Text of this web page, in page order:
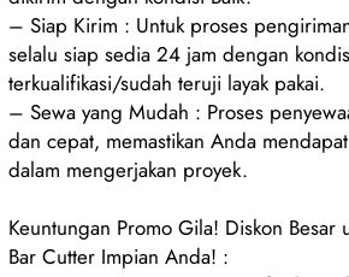
– Siap Kirim : Untuk proses
selalu siap sedia 24 jam dengan
terkualifikasi/sudah teruji layak pakai.
– Sewa yang Mudah : Proses
dan cepat, memastikan Anda
dalam mengerjakan proyek.
Keuntungan Promo Gila! Diskon Besar
Bar Cutter Impian Anda! :